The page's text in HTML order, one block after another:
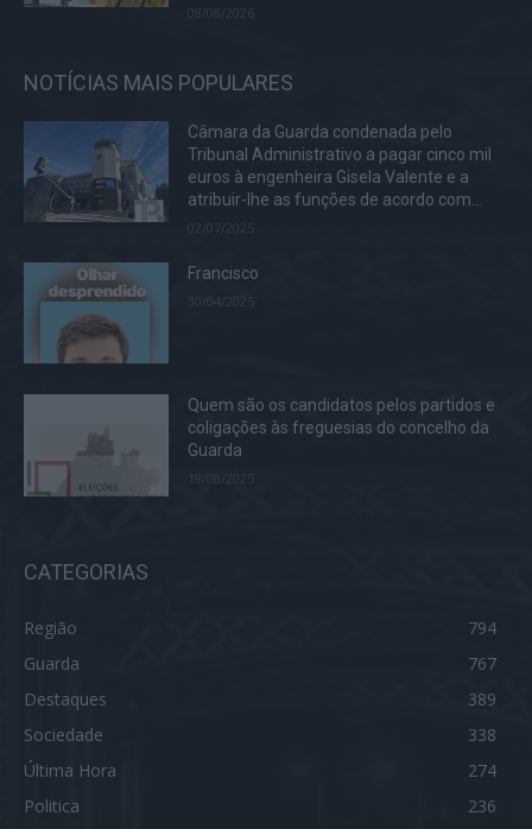
08/08/2026
NOTÍCIAS MAIS POPULARES
Câmara da Guarda condenada pelo
Tribunal Administrativo a pagar cinco mil
euros à engenheira Gisela Valente e a
atribuir-lhe as funções de acordo com...
02/07/2025
Francisco
30/04/2025
Quem são os candidatos pelos partidos e
coligações às freguesias do concelho da
Guarda
19/08/2025
CATEGORIAS
Região
794
Guarda
767
Destaques
389
Sociedade
338
Última Hora
274
Politica
236